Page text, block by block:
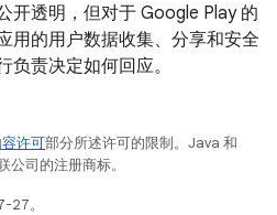
开透明，但对于 Google Play 的
用的用户数据收集、分享和安全
责决定如何回应。
容许可部分所述许可的限制。Java 和
司的注册商标。
27。